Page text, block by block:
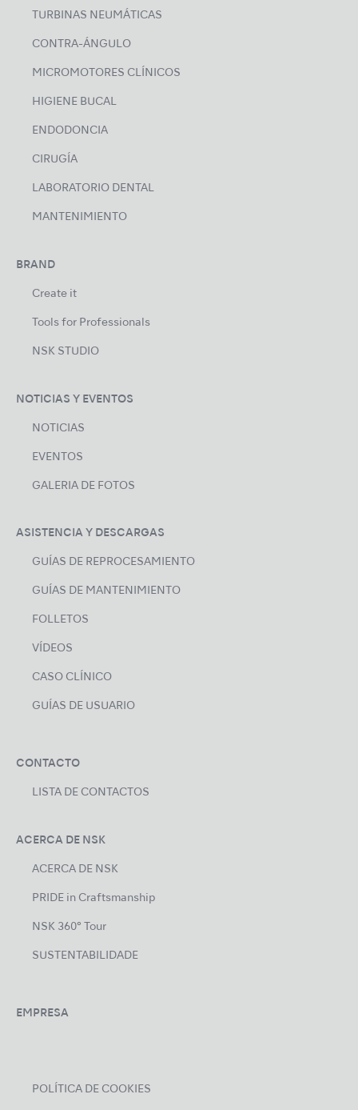
TURBINAS NEUMÁTICAS
CONTRA-ÁNGULO
MICROMOTORES CLÍNICOS
HIGIENE BUCAL
ENDODONCIA
CIRUGÍA
LABORATORIO DENTAL
MANTENIMIENTO
BRAND
Create it
Tools for Professionals
NSK STUDIO
NOTICIAS Y EVENTOS
NOTICIAS
EVENTOS
GALERIA DE FOTOS
ASISTENCIA Y DESCARGAS
GUÍAS DE REPROCESAMIENTO
GUÍAS DE MANTENIMIENTO
FOLLETOS
VÍDEOS
CASO CLÍNICO
GUÍAS DE USUARIO
CONTACTO
LISTA DE CONTACTOS
ACERCA DE NSK
ACERCA DE NSK
PRIDE in Craftsmanship
NSK 360° Tour
SUSTENTABILIDADE
EMPRESA
POLÍTICA DE COOKIES